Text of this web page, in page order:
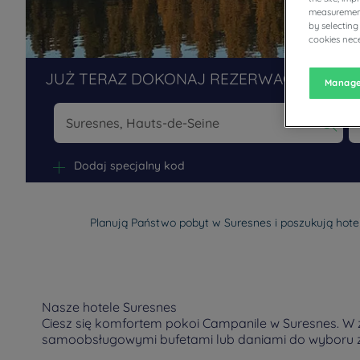
JUŻ TERAZ DOKONAJ REZERWACJI W
Dodaj specjalny kod
Planują Państwo pobyt w Suresnes i poszukują
Nasze hotele Suresnes
Ciesz się komfortem pokoi Campanile w Suresnes.
samoobsługowymi bufetami lub daniami do wyboru
by
cookies